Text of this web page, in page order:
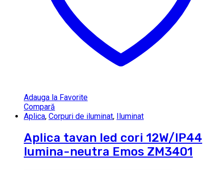
Adauga la Favorite
Compară
Aplica, Corpuri de iluminat, Iluminat
Aplica tavan led cori 12W/IP44
lumina-neutra Emos ZM3401